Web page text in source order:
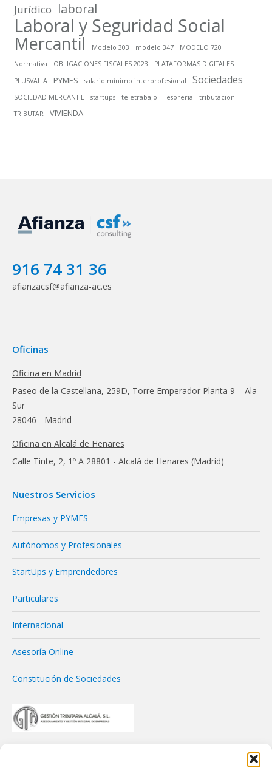
Jurídico laboral
Laboral y Seguridad Social
Mercantil Modelo 303 modelo 347
MODELO 720
Normativa
OBLIGACIONES FISCALES 2023
PLATAFORMAS DIGITALES
PLUSVALIA
PYMES salario mínimo interprofesional Sociedades
SOCIEDAD MERCANTIL startups teletrabajo Tesoreria
tributacion
TRIBUTAR
VIVIENDA
916 74 31 36
afianzacsf@afianza-ac.es
Oficinas
Oficina en Madrid
Paseo de la Castellana, 259D, Torre Emperador Planta 9 – Ala
Sur
28046 - Madrid
Oficina en Alcalá de Henares
Calle Tinte, 2, 1º A 28801 - Alcalá de Henares (Madrid)
Nuestros Servicios
Empresas y PYMES
Autónomos y Profesionales
StartUps y Emprendedores
Particulares
Internacional
Asesoría Online
Constitución de Sociedades